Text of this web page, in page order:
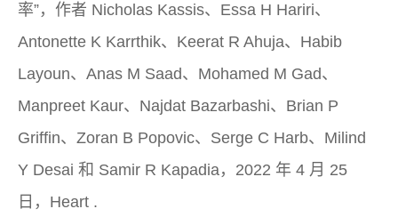
率”，作者 Nicholas Kassis、Essa H Hariri、
Antonette K Karrthik、Keerat R Ahuja、Habib
Layoun、Anas M Saad、Mohamed M Gad、
Manpreet Kaur、Najdat Bazarbashi、Brian P
Griffin、Zoran B Popovic、Serge C Harb、Milind
Y Desai 和 Samir R Kapadia，2022 年 4 月 25
日， Heart .